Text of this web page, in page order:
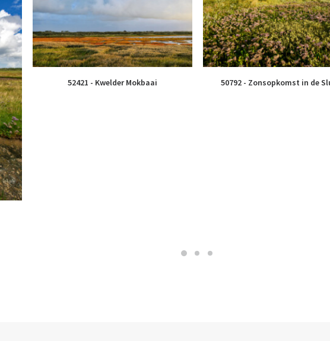
52421 - Kwelder Mokbaai 50792 - Zonsopkomst in de